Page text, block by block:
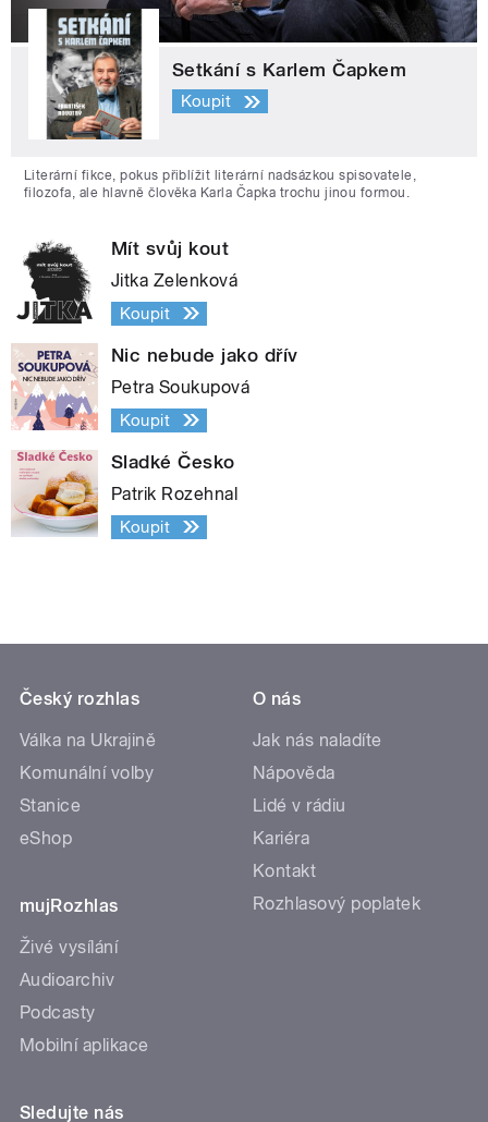
Setkání s Karlem Čapkem
Koupit
Literární fikce, pokus přiblížit literární nadsázkou spisovatele,
filozofa, ale hlavně člověka Karla Čapka trochu jinou formou.
Mít svůj kout
Jitka Zelenková
Koupit
Nic nebude jako dřív
Petra Soukupová
Koupit
Sladké Česko
Patrik Rozehnal
Koupit
Český rozhlas
Válka na Ukrajině
Komunální volby
Stanice
eShop
mujRozhlas
Živé vysílání
Audioarchiv
Podcasty
Mobilní aplikace
O nás
Jak nás naladíte
Nápověda
Lidé v rádiu
Kariéra
Kontakt
Rozhlasový poplatek
Sledujte nás